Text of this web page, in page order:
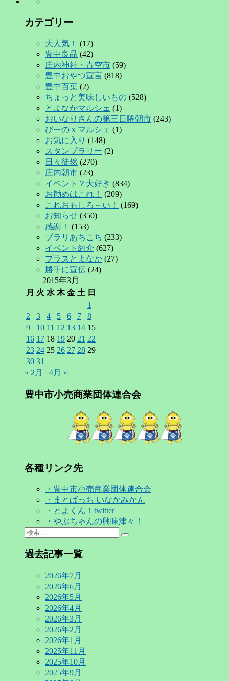
カテゴリー
大人気！
(17)
豊中良品 (42)
庄内神社・青空市 (59)
豊中おやつ宣言 (818)
豊中百菓 (2)
ちょっと美味しいもの (528)
とよなかマルシェ (1)
おいなりさんの第三日曜朝市 (243)
びーのｘマルシェ (1)
お気に入り (148)
スタンプラリー (2)
日々徒然 (270)
庄内朝市 (23)
イベント？大好き (834)
お勧めはこれ！
(209)
これおもしろ～い！
(169)
お知らせ (350)
感謝！
(153)
ブラリあちこち (233)
イベント紹介 (627)
プラスとよなか (27)
勝手に宣伝 (24)
2015年3月
月 火 水 木 金 土 日
1
2
3 4 5 6 7
8
9
10 11 12 13 14 15
16 17 18 19 20 21 22
23 24 25 26 27 28 29
30 31
« 2月
4月 »
豊中市小売商業団体連合会
各種リンク先
・豊中市小売商業団体連合会
・まとばっち いなかみかん
・とよくん！twitter
・やぶちゃんの興味津々！
Search
for:
検
過去記事一覧
2026年7月
2026年6月
2026年5月
2026年4月
2026年3月
2026年2月
2026年1月
2025年11月
2025年10月
2025年9月